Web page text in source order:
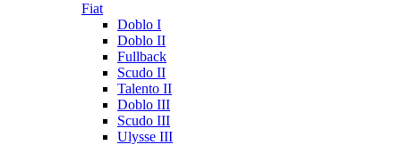
Fiat
Doblo I
Doblo II
Fullback
Scudo II
Talento II
Doblo III
Scudo III
Ulysse III